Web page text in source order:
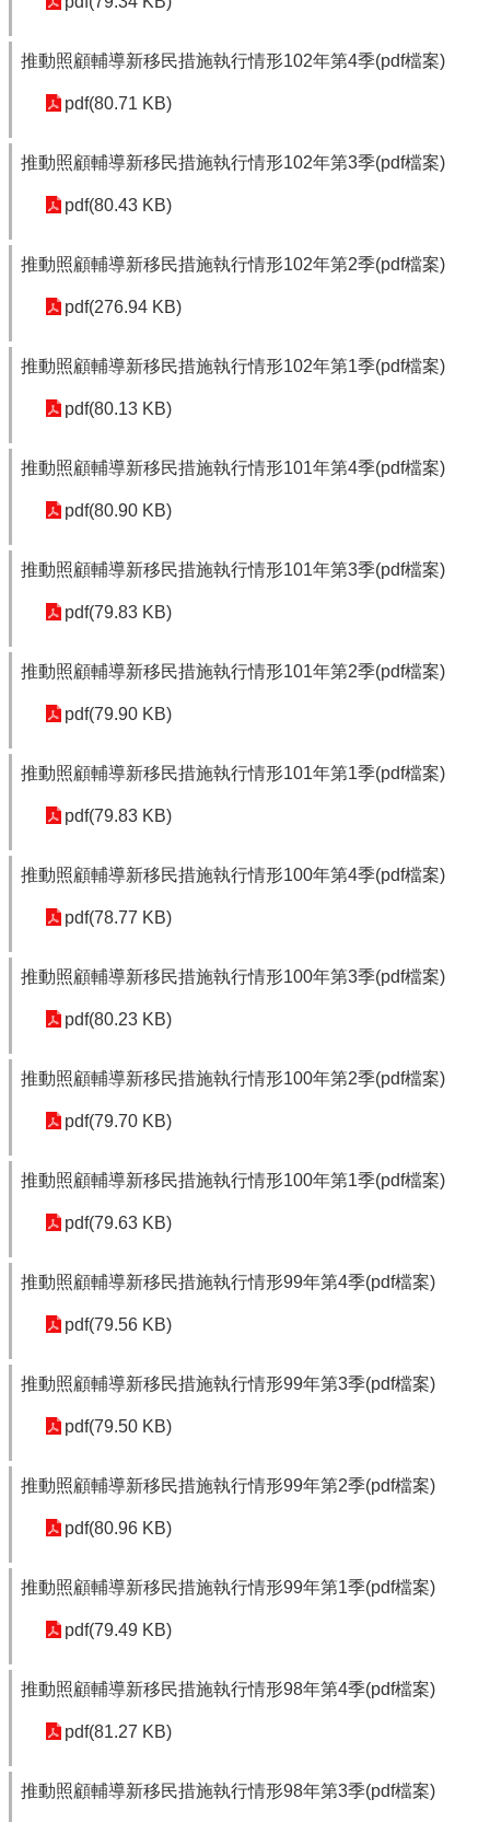
推動照顧輔導新移民措施執行情形102年第4季(pdf檔案)
pdf(80.71 KB)
推動照顧輔導新移民措施執行情形102年第3季(pdf檔案)
pdf(80.43 KB)
推動照顧輔導新移民措施執行情形102年第2季(pdf檔案)
pdf(276.94 KB)
推動照顧輔導新移民措施執行情形102年第1季(pdf檔案)
pdf(80.13 KB)
推動照顧輔導新移民措施執行情形101年第4季(pdf檔案)
pdf(80.90 KB)
推動照顧輔導新移民措施執行情形101年第3季(pdf檔案)
pdf(79.83 KB)
推動照顧輔導新移民措施執行情形101年第2季(pdf檔案)
pdf(79.90 KB)
推動照顧輔導新移民措施執行情形101年第1季(pdf檔案)
pdf(79.83 KB)
推動照顧輔導新移民措施執行情形100年第4季(pdf檔案)
pdf(78.77 KB)
推動照顧輔導新移民措施執行情形100年第3季(pdf檔案)
pdf(80.23 KB)
推動照顧輔導新移民措施執行情形100年第2季(pdf檔案)
pdf(79.70 KB)
推動照顧輔導新移民措施執行情形100年第1季(pdf檔案)
pdf(79.63 KB)
推動照顧輔導新移民措施執行情形99年第4季(pdf檔案)
pdf(79.56 KB)
推動照顧輔導新移民措施執行情形99年第3季(pdf檔案)
pdf(79.50 KB)
推動照顧輔導新移民措施執行情形99年第2季(pdf檔案)
pdf(80.96 KB)
推動照顧輔導新移民措施執行情形99年第1季(pdf檔案)
pdf(79.49 KB)
推動照顧輔導新移民措施執行情形98年第4季(pdf檔案)
pdf(81.27 KB)
推動照顧輔導新移民措施執行情形98年第3季(pdf檔案)